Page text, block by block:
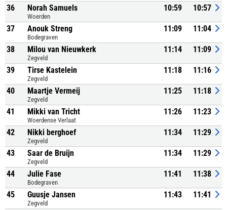
36 Norah Samuels
Woerden
10:59 10:57
37 Anouk Streng
Bodegraven
11:09 11:04
38 Milou van Nieuwkerk
Zegveld
11:14 11:09
39 Tirse Kastelein
Zegveld
11:18 11:16
40 Maartje Vermeij
Zegveld
11:25 11:18
41 Mikki van Tricht
Woerdense Verlaat
11:26 11:23
42 Nikki berghoef
Zegveld
11:34 11:29
43 Saar de Bruijn
Zegveld
11:34 11:29
44 Julie Fase
Bodegraven
11:41 11:38
45 Guusje Jansen
Zegveld
11:43 11:41